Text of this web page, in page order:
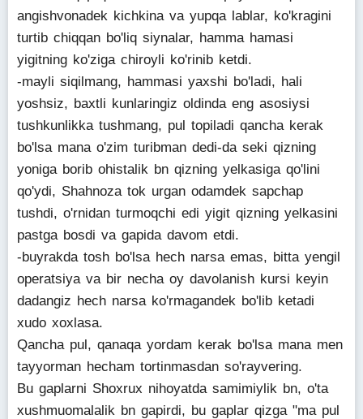
angishvonadek kichkina va yupqa lablar, ko'kragini
turtib chiqqan bo'liq siynalar, hamma hamasi
yigitning ko'ziga chiroyli ko'rinib ketdi.
-mayli siqilmang, hammasi yaxshi bo'ladi, hali
yoshsiz, baxtli kunlaringiz oldinda eng asosiysi
tushkunlikka tushmang, pul topiladi qancha kerak
bo'lsa mana o'zim turibman dedi-da seki qizning
yoniga borib ohistalik bn qizning yelkasiga qo'lini
qo'ydi, Shahnoza tok urgan odamdek sapchap
tushdi, o'rnidan turmoqchi edi yigit qizning yelkasini
pastga bosdi va gapida davom etdi.
-buyrakda tosh bo'lsa hech narsa emas, bitta yengil
operatsiya va bir necha oy davolanish kursi keyin
dadangiz hech narsa ko'rmagandek bo'lib ketadi
xudo xoxlasa.
Qancha pul, qanaqa yordam kerak bo'lsa mana men
tayyorman hecham tortinmasdan so'rayvering.
Bu gaplarni Shoxrux nihoyatda samimiylik bn, o'ta
xushmuomalalik bn gapirdi, bu gaplar qizga "ma pul